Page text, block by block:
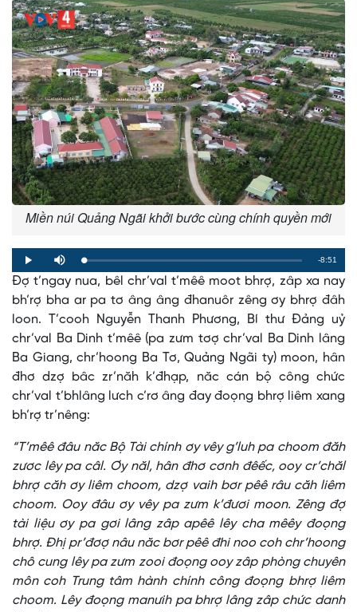
Miền núi Quảng Ngãi khởi bước cùng chính quyền mới
Play Mute Loaded:
0%
Progress:
0%
Remaining
Time
-8:51
Đợ t’ngay nua, bêl chr’val t’mêê moot bhrợ, zâp xa nay
bh’rợ bha ar pa tơ âng âng đhanuôr zêng ơy bhrợ đâh
loon. T’cooh Nguyễn Thanh Phương, Bí thư Đảng uỷ
chr’val Ba Dinh t’mêê (pa zưm tơợ chr’val Ba Dinh lâng
Ba Giang, chr’hoong Ba Tơ, Quảng Ngãi ty) moon, hân
đhơ dzợ bâc zr’năh k’đhạp, năc cán bộ công chức
chr’val t’bhlâng lưch c’rơ âng đay đoọng bhrợ liêm xang
bh’rợ tr’nêng:
“T’mêê đâu năc Bộ Tài chính ơy vêy g’luh pa choom đăh
zươc lêy pa câl. Ơy năl, hân đhơ cơnh đêếc, ooy cr’chăl
bhrợ căh ơy liêm choom, dzợ vaih bơr pêê râu căh liêm
choom. Ooy đâu ơy vêy pa zưm k’đươi moon. Zêng đợ
tài liệu ơy pa gơi lâng zâp apêê lêy cha mêêy đoọng
bhrợ. Đhị pr’đơợ nâu năc bơr pêê đhi noo coh chr’hoong
chô cung lêy pa zưm zooi đoọng ooy zâp phòng chuyên
môn coh Trung tâm hành chính công đoọng bhrợ liêm
choom. Lêy đoọng manưih pa bhrợ lâng zâp chức danh